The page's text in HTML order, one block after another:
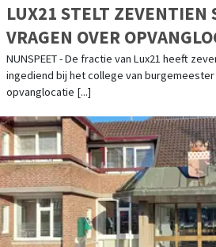
LUX21 STELT ZEVENTIEN
VRAGEN OVER
ELSPETERWEG
NUNSPEET - De fractie van Lux21 heeft
ingediend bij het college van
opvanglocatie [...]